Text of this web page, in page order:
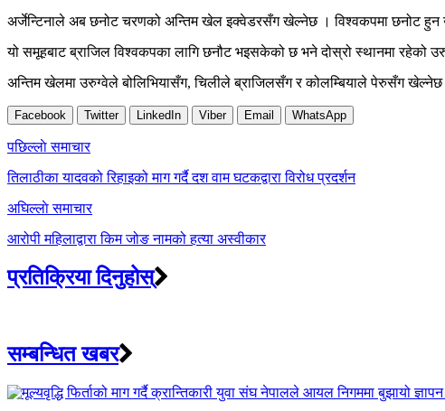
अर्जेन्टिनाले अब छनोट चरणको अन्तिम खेल इक्वेडरसँग खेल्नेछ । विश्वकपमा छनोट हुन
यो समूहबाट ब्राजिल विश्वकपका लागि छनौट भइसकेको छ भने दोस्रो स्थानमा
अन्तिम खेलमा उरुग्वेले बोलिभियासँग, चिलीले ब्राजिलसँग र कोलम्बियाले पेरुसँग खेल्नेछ
Facebook Twitter LinkedIn Viber Email WhatsApp
Post
navigation
पछिल्लाे समाचार
तिलाठीका यादवको रिहाइको माग गर्दै दश वाम घटकद्वारा विरोध प्रदर्शन
अघिल्लाे समाचार
आरोपी महिलाद्वारा किम जोङ नामको हत्या अस्वीकार
प्रतिक्रिया दिनुहोस्
सम्बन्धित खबर